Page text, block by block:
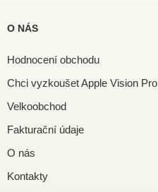
O NÁS
Hodnocení obchodu
Chci vyzkoušet Apple Vision Pro
Velkoobchod
Fakturační údaje
O nás
Kontakty